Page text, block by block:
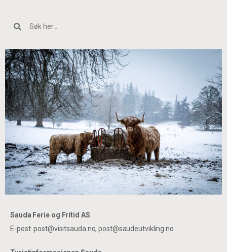
Sauda Ferie og Fritid AS
E-post: post@visitsauda.no, post@saudeutvikling.no